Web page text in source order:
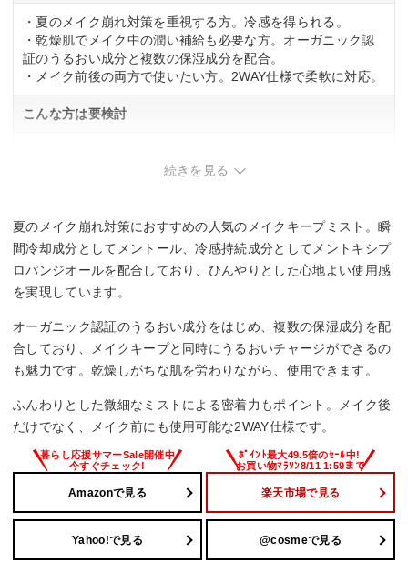
・夏のメイク崩れ対策を重視する方。冷感を得られる。
・乾燥肌でメイク中の潤い補給も必要な方。オーガニック認
証のうるおい成分と複数の保湿成分を配合。
・メイク前後の両方で使いたい方。2WAY仕様で柔軟に対応。
こんな方は要検討
・つや感を重視する方。別商品の検討も推奨。
続きを見る
夏のメイク崩れ対策におすすめの人気のメイクキープミスト。瞬
間冷却成分としてメントール、冷感持続成分としてメントキシプ
ロパンジオールを配合しており、ひんやりとした心地よい使用感
を実現しています。
オーガニック認証のうるおい成分をはじめ、複数の保湿成分を配
合しており、メイクキープと同時にうるおいチャージができるの
も魅力です。乾燥しがちな肌を労わりながら、使用できます。
ふんわりとした微細なミストによる密着力もポイント。メイク後
だけでなく、メイク前にも使用可能な2WAY仕様です。
Amazonで見る 楽天市場で見る
Yahoo!で見る @cosmeで見る